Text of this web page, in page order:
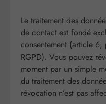
Le traitement des
de contact est fondé
consentement (article
RGPD). Vous pouvez
moment par un simple
du traitement des
révocation n’est pas